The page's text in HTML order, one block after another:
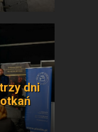
dni